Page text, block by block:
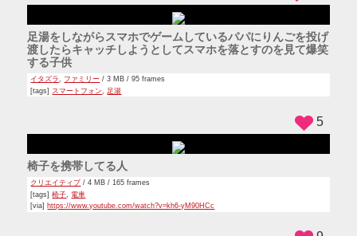
足湯をしながらスマホでゲームしているパパにりんごを投げ
渡したらキャッチしようとしてスマホを落とすのを見て爆笑
する子供
イタズラ ファミリー / 3 MB / 95 frames
[tags] スマートフォン 足湯
椅子を携帯してる人
クリエイティブ / 4 MB / 165 frames
[tags]椅子
電車
[via] https://www.youtube.com/watch?v=kh6-yM90HCc
5